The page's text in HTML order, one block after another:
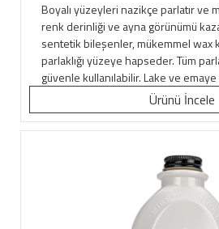
Boyalı yüzeyleri nazikçe parlatır ve
renk derinliği ve ayna görünümü
sentetik bileşenler, mükemmel wax
parlaklığı yüzeye hapseder. Tüm
güvenle kullanılabilir. Lake ve
Ürünü İncele